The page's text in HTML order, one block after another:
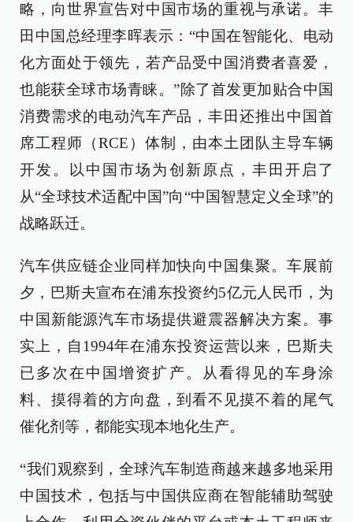
略，向世界宣告对中国市场的重视与承诺。丰
田中国总经理李晖表示：“中国在智能化、电动
化方面处于领先，若产品受中国消费者喜爱，
也能获全球市场青睐。”除了首发更加贴合中国
消费需求的电动汽车产品，丰田还推出中国首
席工程师（RCE）体制，由本土团队主导车辆
开发。以中国市场为创新原点，丰田开启了
从“全球技术适配中国”向“中国智慧定义全球”的
战略跃迁。
汽车供应链企业同样加快向中国集聚。车展前
夕，巴斯夫宣布在浦东投资约5亿元人民币，为
中国新能源汽车市场提供避震器解决方案。事
实上，自1994年在浦东投资运营以来，巴斯夫
已多次在中国增资扩产。从看得见的车身涂
料、摸得着的方向盘，到看不见摸不着的尾气
催化剂等，都能实现本地化生产。
“我们观察到，全球汽车制造商越来越多地采用
中国技术，包括与中国供应商在智能辅助驾驶